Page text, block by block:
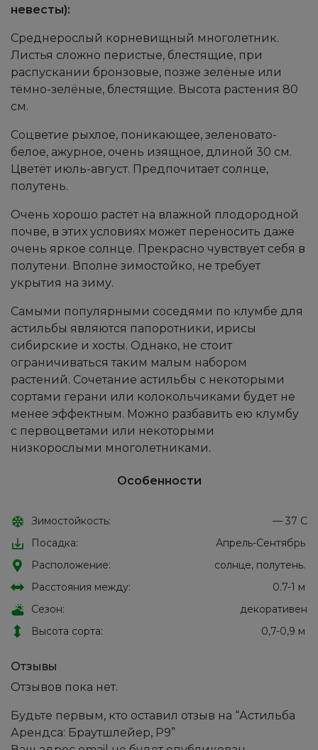
невесты):
Среднерослый корневищный многолетник.
Листья сложно перистые, блестящие, при
распускании бронзовые, позже зелёные или
тёмно-зелёные, блестящие. Высота растения 80
см.
Соцветие рыхлое, поникающее, зеленовато-
белое, ажурное, очень изящное, длиной 30 см.
Цветёт июль-август. Предпочитает солнце,
полутень.
Очень хорошо растет на влажной плодородной
почве, в этих условиях может переносить даже
очень яркое солнце. Прекрасно чувствует себя в
полутени. Вполне зимостойко, не требует
укрытия на зиму.
Самыми популярными соседями по клумбе для
астильбы являются папоротники, ирисы
сибирские и хосты. Однако, не стоит
ограничиваться таким малым набором
растений. Сочетание астильбы с некоторыми
сортами герани или колокольчиками будет не
менее эффектным. Можно разбавить ею клумбу
с первоцветами или некоторыми
низкорослыми многолетниками.
Особенности
Зимостойкость:
— 37 С
Посадка:
Апрель-Сентябрь
Расположение:
солнце, полутень.
Расстояния между:
0.7-1 м
Сезон:
декоративен
Высота сорта:
0,7-0,9 м
Отзывы
Отзывов пока нет.
Будьте первым, кто оставил отзыв на “Астильба
Арендса: Браутшлейер, Р9”